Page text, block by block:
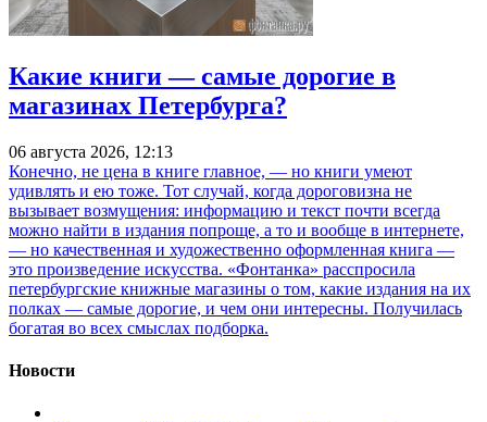
Какие книги — самые дорогие в
магазинах Петербурга?
06 августа 2026, 12:13
Конечно, не цена в книге главное, — но книги умеют
удивлять и ею тоже. Тот случай, когда дороговизна не
вызывает возмущения: информацию и текст почти всегда
можно найти в издания попроще, а то и вообще в интернете,
— но качественная и художественно оформленная книга —
это произведение искусства. «Фонтанка» расспросила
петербургские книжные магазины о том, какие издания на их
полках — самые дорогие, и чем они интересны. Получилась
богатая во всех смыслах подборка.
Новости